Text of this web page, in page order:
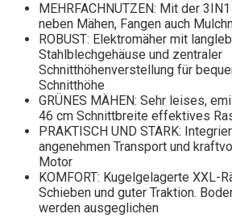
MEHRFACHNUTZEN: Mit der
neben Mähen, Fangen auch
ROBUST: Elektromäher mit
Stahlblechgehäuse und zentraler
Schnitthöhenverstellung für
Schnitthöhe
GRÜNES MÄHEN: Sehr leises,
46 cm Schnittbreite effektives
PRAKTISCH UND STARK:
angenehmen Transport und
Motor
KOMFORT: Kugelgelagerte XXL-
Schieben und guter Traktion.
werden ausgeglichen